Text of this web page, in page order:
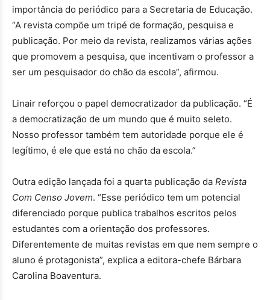
importância do periódico para a Secretaria de Educação.
“A revista compõe um tripé de formação, pesquisa e
publicação. Por meio da revista, realizamos várias ações
que promovem a pesquisa, que incentivam o professor a
ser um pesquisador do chão da escola”, afirmou.
Linair reforçou o papel democratizador da publicação. “É
a democratização de um mundo que é muito seleto.
Nosso professor também tem autoridade porque ele é
legítimo, é ele que está no chão da escola.”
Outra edição lançada foi a quarta publicação da Revista
Com Censo Jovem. “Esse periódico tem um potencial
diferenciado porque publica trabalhos escritos pelos
estudantes com a orientação dos professores.
Diferentemente de muitas revistas em que nem sempre o
aluno é protagonista”, explica a editora-chefe Bárbara
Carolina Boaventura.